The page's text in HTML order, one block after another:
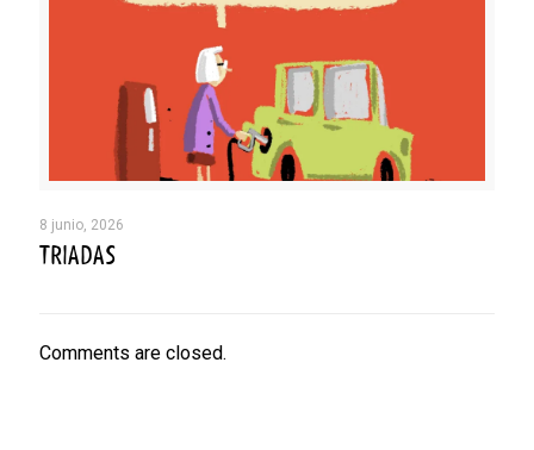
8 junio, 2026
TRIADAS
Comments are closed.